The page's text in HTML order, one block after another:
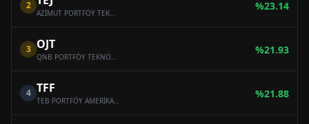
2
AZİMUT PORTFÖY TEKNOLOJİ FON SEPETİ FONU
%23.14
3 OJT
QNB PORTFÖY TEKNOLOJİ FON SEPETİ FONU
%21.93
4 TFF
TEB PORTFÖY AMERİKA TEKNOLOJİ YABANCI BYF FON SEPETİ FONU
%21.88